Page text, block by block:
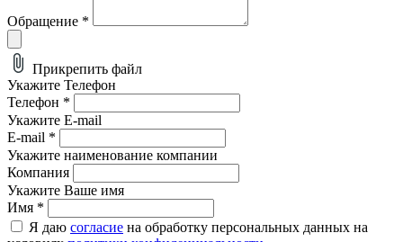
Обращение *
Прикрепить файл
Укажите Телефон
Телефон *
Укажите E-mail
E-mail *
Укажите наименование компании
Компания
Укажите Ваше имя
Имя *
Я даю согласие на обработку персональных данных на